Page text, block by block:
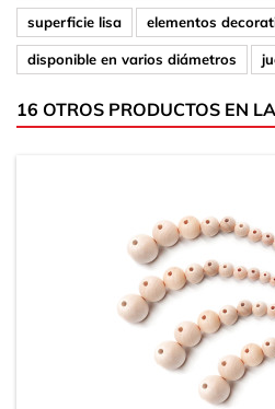
superficie lisa elementos
disponible en varios diámetros
16 OTROS PRODUCTOS EN